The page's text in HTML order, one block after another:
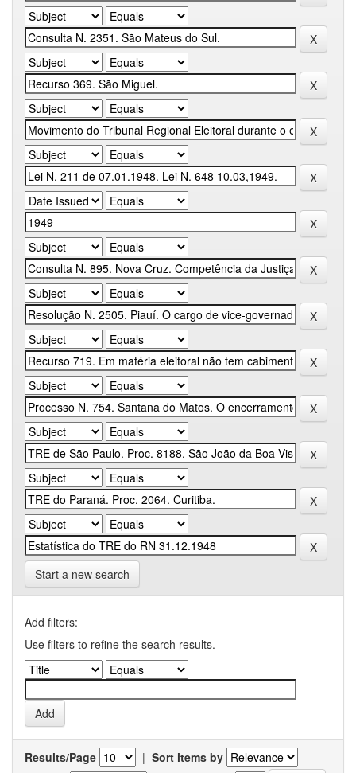
Start a new search
Add filters:
Use filters to refine the search results.
Results/Page | Sort items by